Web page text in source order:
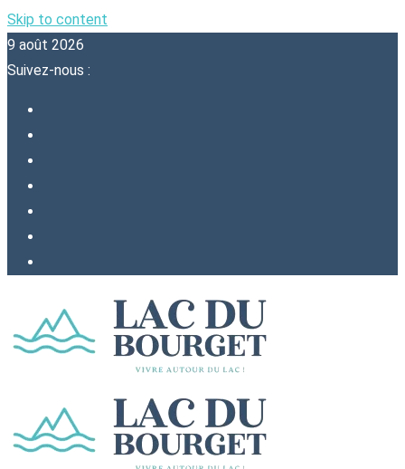
Skip to content
9 août 2026
Suivez-nous :